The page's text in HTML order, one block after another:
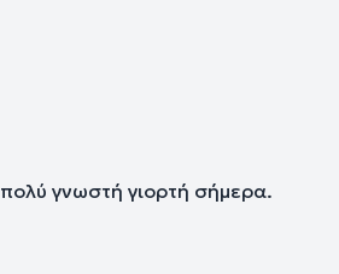
γνωστή γιορτή σήμερα.